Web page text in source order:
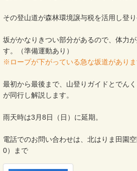
その登山道が森林環境譲与税を活用し登
坂がかなりきつい部分があるので、体力
す。（準備運動あり）
※ロープが下がっている急な坂道がありま
最初から最後まで、山登りガイドとでん
が同行し解説します。
雨天時は3月8日（日）に延期。
電話でのお問い合わせは、北はりま田園
0）まで